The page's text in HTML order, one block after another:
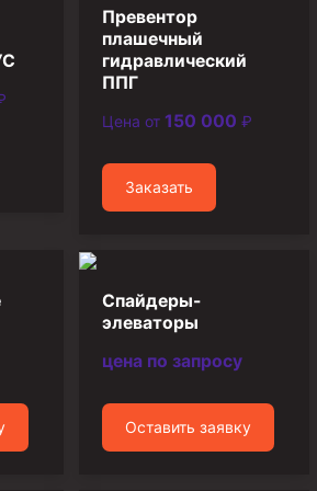
арматура
трубопроводов и манифольдов
Превентор
плашечный
гидравлический
ППГ
Цена от 150 000 ₽
Заказать
Спайдеры-
элеваторы
цена по запросу
Оставить заявку